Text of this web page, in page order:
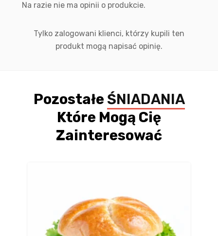
Na razie nie ma opinii o produkcie.
Tylko zalogowani klienci, którzy kupili ten
produkt mogą napisać opinię.
Pozostałe ŚNIADANIA
Które Mogą Cię
Zainteresować